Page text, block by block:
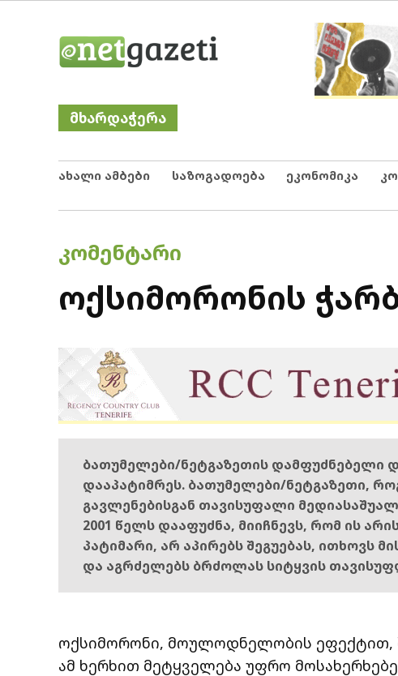
Netgazeti
მხარდაჭერა
ახალი ამბები საზოგადოება ეკონომიკა
POSTED
ᲙᲝᲛᲔᲜᲢᲐᲠᲘ
ოქსიმორონის
ბათუმელები/ნეტგაზეთის
დააპატიმრეს. ბათუმელები/ნეტგაზეთი,
გავლენებისგან თავისუფალი
2001 წელს დააფუძნა, მიიჩნევს, რომ ის
პატიმარი, არ აპირებს შეგუებას, ითხოვს
და აგრძელებს ბრძოლას სიტყვის
ოქსიმორონი, მოულოდნელობის ეფექტით,
ამ ხერხით მეტყველება უფრო